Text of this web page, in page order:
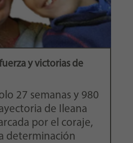
y victorias de
27 semanas y 980
de Ileana
por el coraje,
determinación